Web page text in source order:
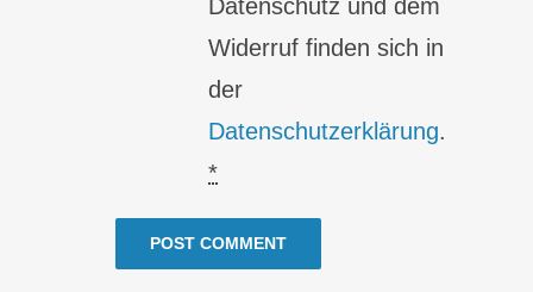
Datenschutz und dem
Widerruf finden sich in
der
Datenschutzerklärung.
*